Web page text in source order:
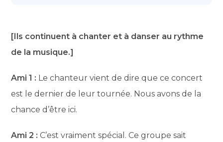
[Ils continuent à chanter et à danser au rythme
de la musique.]
Ami 1 : Le chanteur vient de dire que ce concert
est le dernier de leur tournée. Nous avons de la
chance d’être ici.
Ami 2 : C’est vraiment spécial. Ce groupe sait